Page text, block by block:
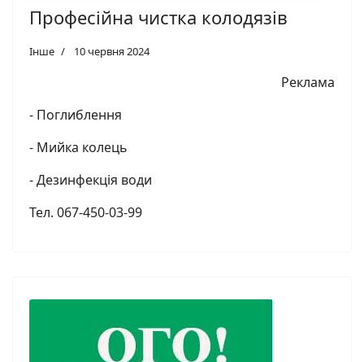
Професійна чистка колодязів
Інше 10 червня 2024
Реклама
- Поглиблення
- Мийка колець
- Дезинфекція води
Тел. 067-450-03-99